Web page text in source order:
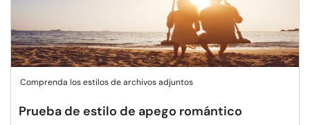
Comprenda los estilos de archivos adjuntos
Prueba de estilo de apego romántico